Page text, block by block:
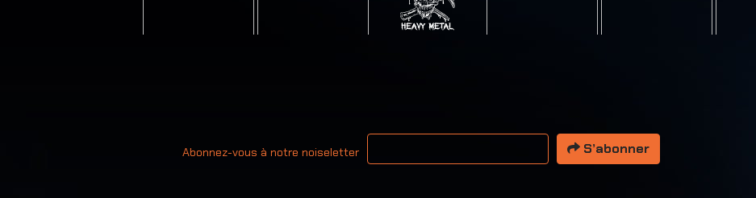
Abonnez-vous à notre noiseletter
Votre adresse email
S’abonner